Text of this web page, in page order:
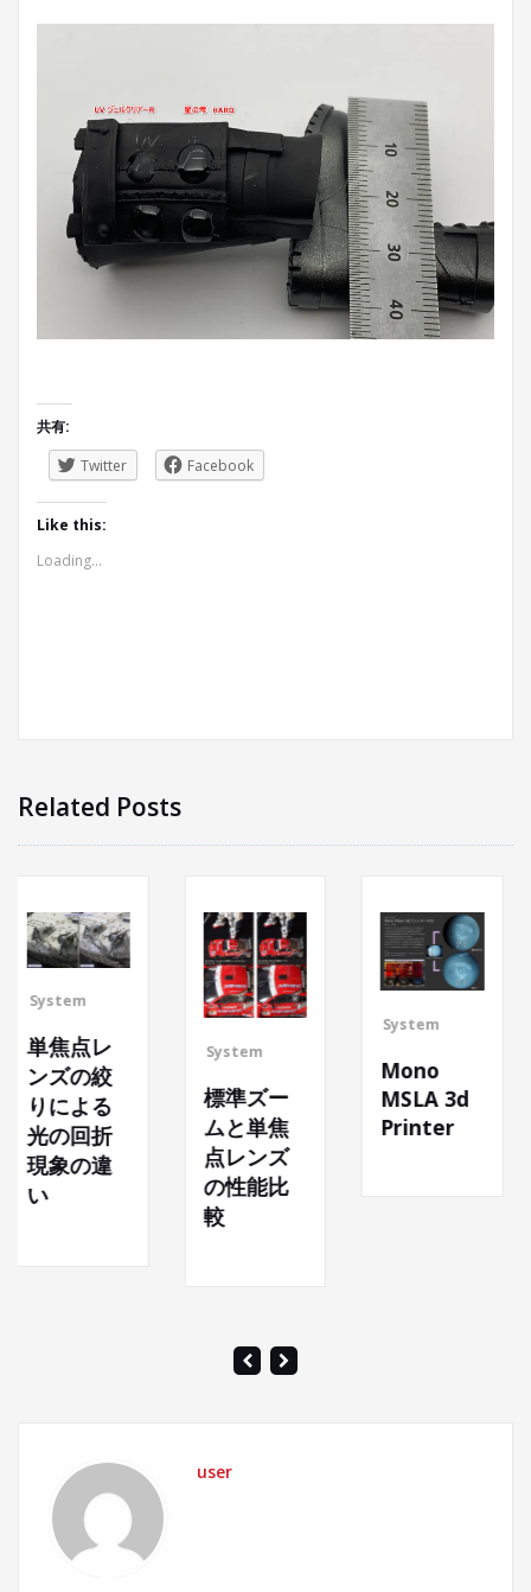
共有:
Twitter
Facebook
Like this:
Loading...
Related Posts
System
標準ズー
ムと単焦
点レンズ
System
MSLA 3d
Printer
The next
body
user